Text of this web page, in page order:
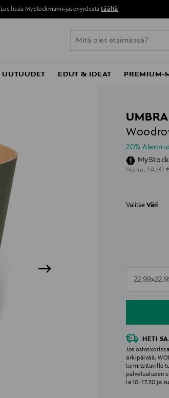
Lue lisää MyStockmann-jäsenyydestä täältä
UUTUUDET EDUT & IDEAT PREMIUM-
UMBRA
20%
Norm. 34,90
ValitseVäri
null
HETI
Jos
arkipäivää.
toimitettaville
palvelualueen
la 10–17.30 ja